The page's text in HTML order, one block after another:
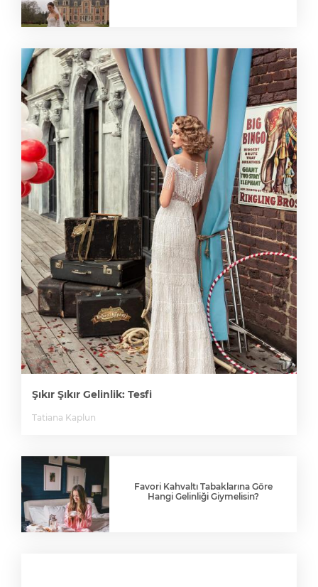
Şıkır Şıkır Gelinlik: Tesfi
Tatiana Kaplun
Favori Kahvaltı Tabaklarına Göre
Hangi Gelinliği Giymelisin?